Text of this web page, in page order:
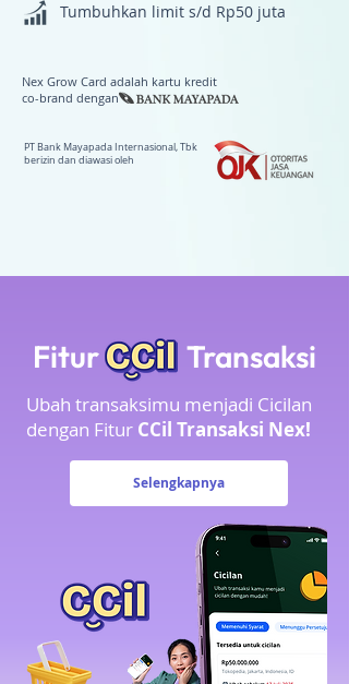
Tumbuhkan limit s/d Rp50 juta
Nex Grow Card adalah kartu kredit
co-brand dengan
PT Bank Mayapada Internasional, Tbk
berizin dan diawasi oleh
Fitur Transaksi
Ubah transaksimu menjadi Cicilan
dengan Fitur CCil Transaksi Nex!
Selengkapnya